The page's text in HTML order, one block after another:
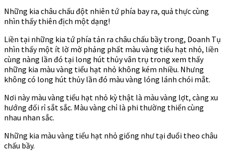
Những kia châu chấu đột nhiên tứ phía bay ra, quả thực cùng
nhìn thấy thiên địch một dạng!
Liền tại những kia tứ phía tản ra châu chấu bầy trong, Doanh Tụ
nhìn thấy một ít lờ mờ phảng phất màu vàng tiểu hạt nhỏ, liền
cùng nàng lần đó tại long hút thủy vân trụ trong xem thấy
những kia màu vàng tiểu hạt nhỏ không kém nhiều. Nhưng
không có long hút thủy lần đó màu vàng lóng lánh chói mắt.
Nơi này màu vàng tiểu hạt nhỏ kỳ thật là màu vàng lợt, càng xu
hướng đối rỉ sắt sắc. Màu vàng chỉ là phi thường thiển cùng
nhau nhan sắc.
Những kia màu vàng tiểu hạt nhỏ giống như tại đuổi theo châu
chấu bầy.